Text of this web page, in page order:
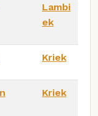
Lambi
ek
Kriek
Kriek